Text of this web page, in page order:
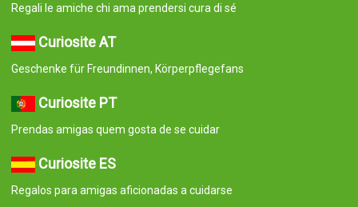
Regali le amiche chi ama prendersi cura di sé
Curiosite AT
Geschenke für Freundinnen, Körperpflegefans
Curiosite PT
Prendas amigas quem gosta de se cuidar
Curiosite ES
Regalos para amigas aficionadas a cuidarse